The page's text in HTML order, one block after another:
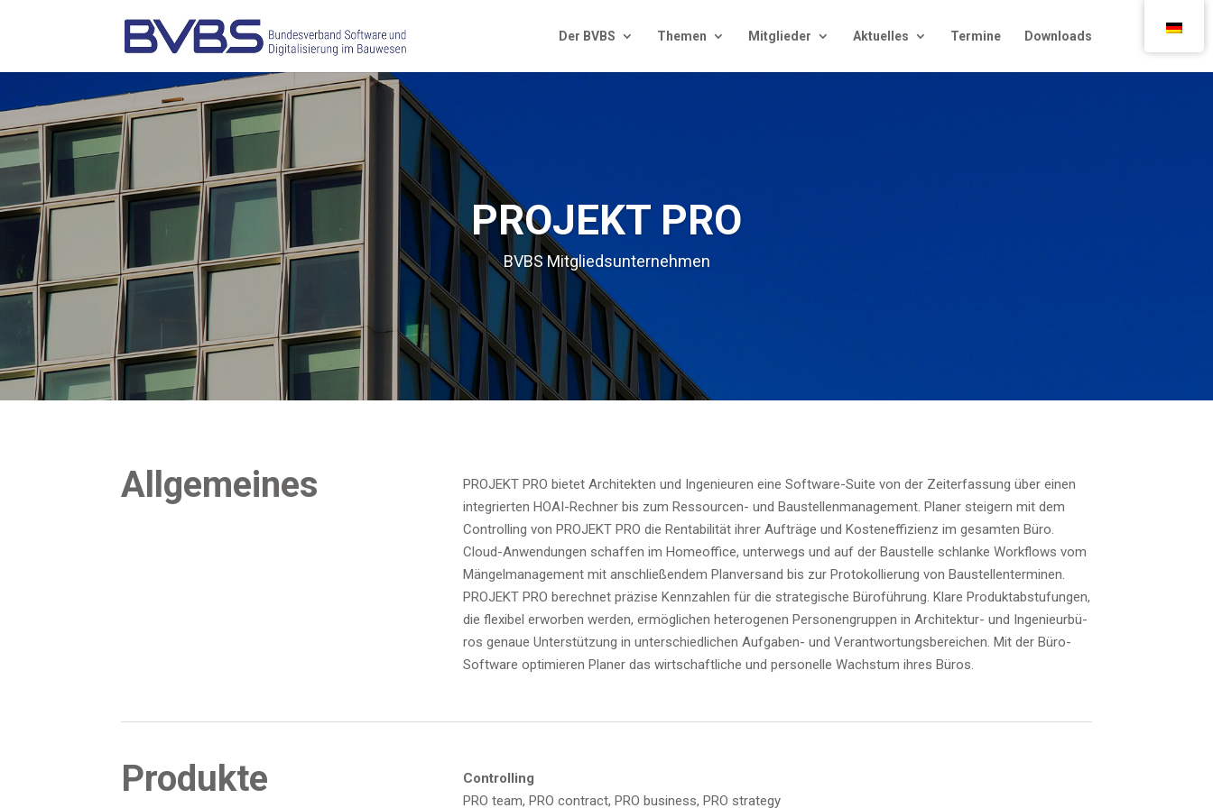
Der BVBS The­men Mit­glie­der Aktu­el­les Ter­mi­ne Down­loads
PROJEKT PRO
BVBS Mit­glieds­un­ter­neh­men
All­ge­mei­nes
PROJEKT PRO bie­tet Archi­tek­ten und Inge­nieu­ren eine Soft­ware-Suite von der Zeit­er­fas­sung über einen
inte­grier­ten HOAI-Rech­ner bis zum Res­sour­cen- und Bau­stel­len­ma­nage­ment. Pla­ner stei­gern mit dem
Con­trol­ling von PROJEKT PRO die Ren­ta­bi­li­tät ihrer Auf­trä­ge und Kos­ten­ef­fi­zi­enz im gesam­ten Büro.
Cloud-Anwen­dun­gen schaf­fen im Home­of­fice, unter­wegs und auf der Bau­stel­le schlan­ke Work­flows vom
Män­gel­ma­nage­ment mit anschlie­ßen­dem Plan­ver­sand bis zur Pro­to­kol­lie­rung von Bau­stel­len­ter­mi­nen.
PROJEKT PRO berech­net prä­zi­se Kenn­zah­len für die stra­te­gi­sche Büro­füh­rung. Kla­re Pro­dukt­ab­stu­fun­gen,
die fle­xi­bel erwor­ben wer­den, ermög­li­chen hete­ro­ge­nen Per­so­nen­grup­pen in Archi­tek­tur- und Inge­nieur­bü­
ros genaue Unter­stüt­zung in unter­schied­li­chen Auf­ga­ben- und Ver­ant­wor­tungs­be­rei­chen. Mit der Büro-
Soft­ware opti­mie­ren Pla­ner das wirt­schaft­li­che und per­so­nel­le Wachs­tum ihres Büros.
Pro­duk­te
Con­trol­ling
PRO team, PRO con­tract, PRO busi­ness, PRO strategy